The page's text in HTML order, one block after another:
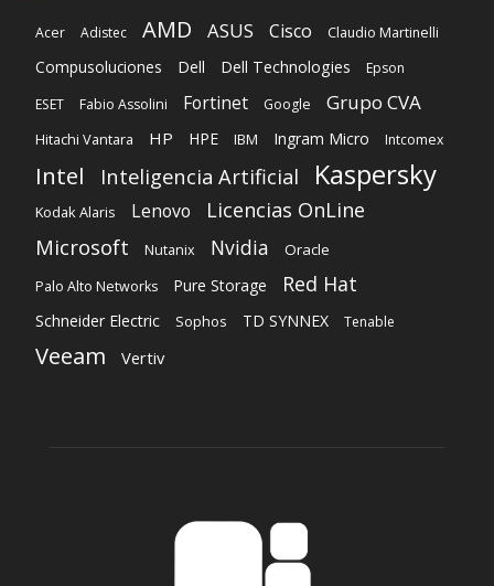
Acer Adistec AMD ASUS Cisco Claudio Martinelli
Compusoluciones Dell Dell Technologies
Epson
ESET
Fabio Assolini Fortinet Google Grupo CVA
Hitachi Vantara HP HPE IBM Ingram Micro Intcomex
Intel Inteligencia Artificial Kaspersky
Kodak Alaris Lenovo Licencias OnLine
Microsoft Nutanix Nvidia Oracle
Palo Alto Networks Pure Storage Red Hat
Schneider Electric Sophos TD SYNNEX Tenable
Veeam Vertiv